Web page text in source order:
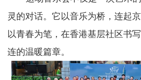
灵的对话。它以音乐为桥，连起
以青春为笔，在香港基层社区书
连的温暖篇章。